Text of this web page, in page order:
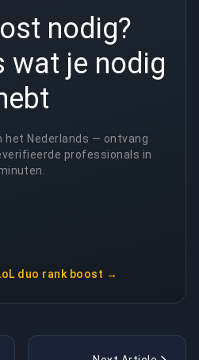
nodig?
wat je nodig
het Nederlands — ontvang
professionals in
duo rank boost →